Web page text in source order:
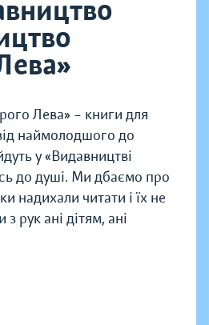
Лева» – книги для
наймолодшого до
у «Видавництві
до душі. Ми дбаємо про
надихали читати і їх не
з рук ані дітям, ані